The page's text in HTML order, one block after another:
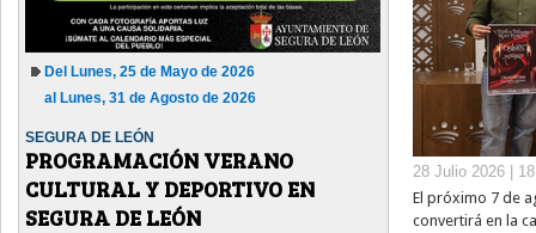
Del Lunes, 25 de Mayo de 2026
al Lunes, 31 de Agosto de 2026
SEGURA DE LEÓN
PROGRAMACIÓN VERANO
CULTURAL Y DEPORTIVO EN
SEGURA DE LEÓN
28 Julio 2026 |
El próximo 7 de
convertirá en la